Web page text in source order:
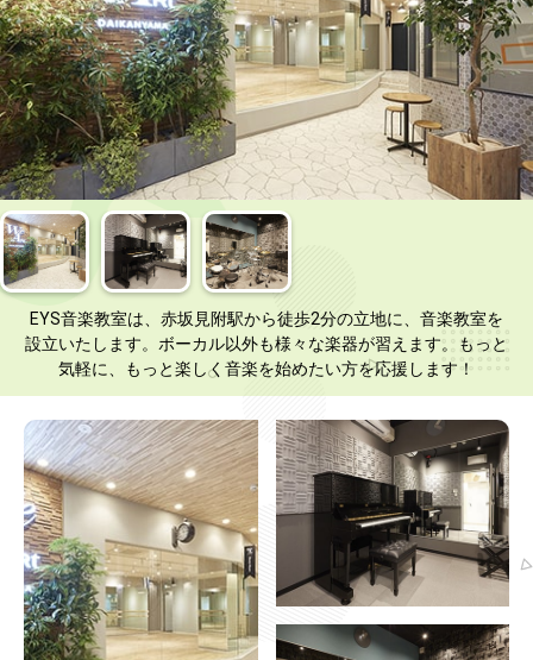
EYS音楽教室は、赤坂見附駅から徒歩2分の立地に、音楽教室を
設立いたします。ボーカル以外も様々な楽器が習えます。もっと
気軽に、もっと楽しく音楽を始めたい方を応援します！